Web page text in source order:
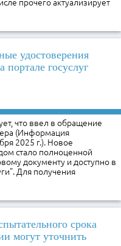
прочего актуализирует
удостоверения
портале госуслуг
что ввел в обращение
(Информация
2025 г.). Новое
стало полноценной
документу и доступно в
Для получения
срока
могут уточнить